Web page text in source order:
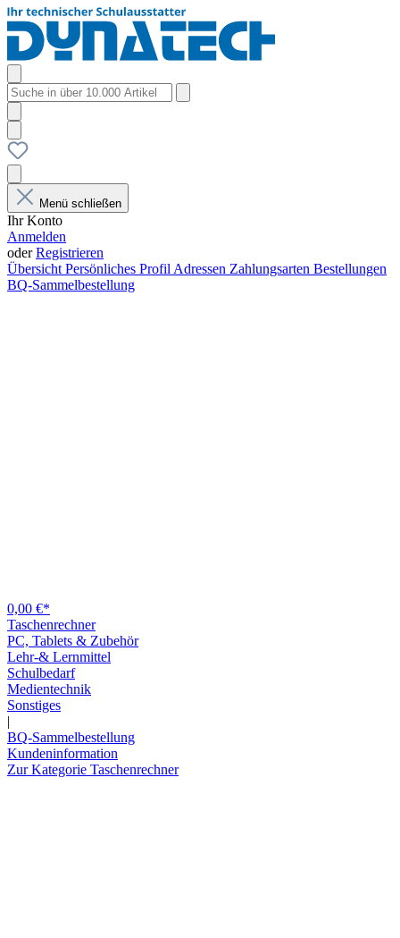
Menü schließen
Ihr Konto
Anmelden
oderRegistrieren
Übersicht Persönliches Profil Adressen Zahlungsarten Bestellungen
BQ-Sammelbestellung
0,00 €*
Taschenrechner
PC, Tablets & Zubehör
Lehr-& Lernmittel
Schulbedarf
Medientechnik
Sonstiges
|
BQ-Sammelbestellung
Kundeninformation
Zur Kategorie Taschenrechner